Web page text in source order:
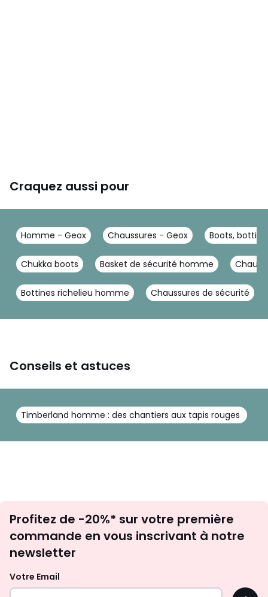
Craquez aussi pour
Homme - Geox Chaussures - Geox Boots,
Chukka boots Basket de sécurité homme
Bottines richelieu homme Chaussures de sécurité
Conseils et astuces
Timberland homme : des chantiers aux tapis rouges
newsletter
Profitez de -20%* sur votre première
commande en vous inscrivant à notre
newsletter
Votre Email
OK